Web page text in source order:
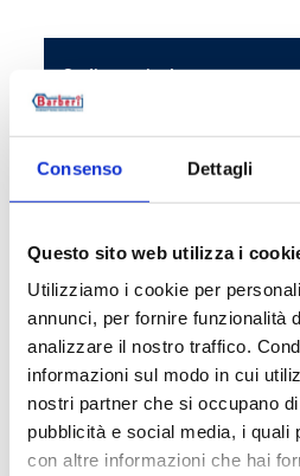
Consenso Dettagli
Questo sito web utilizza i
Utilizziamo i cookie per
annunci, per fornire funzionalità
analizzare il nostro traffico.
informazioni sul modo in cui
nostri partner che si occupano
pubblicità e social media, i quali
con altre informazioni che hai
Codice articolo
V3802000003
Descrizione
Documentazione